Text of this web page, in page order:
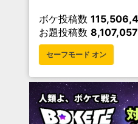
ボケ投稿数
お題投稿数 8,107,057
セーフモード オン